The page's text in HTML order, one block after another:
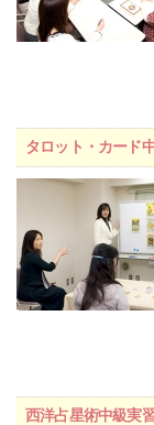
タロット・カード
西洋占星術中級実